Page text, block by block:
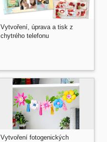
Vytvoření, úprava a tisk z
chytrého telefonu
Vytvoření fotogenických